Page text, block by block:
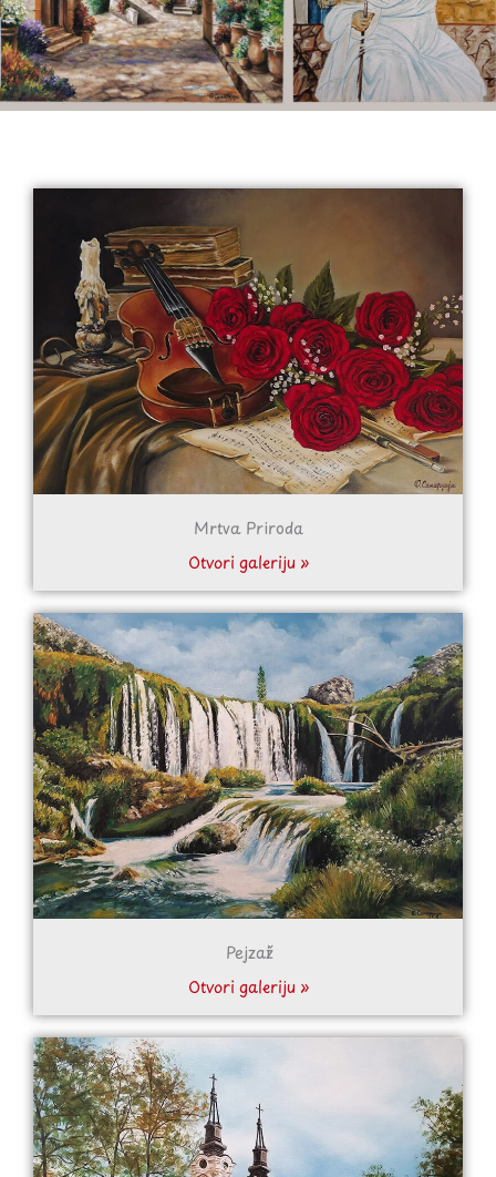
Mrtva Priroda
Otvori galeriju »
Pejzaži
Otvori galeriju »